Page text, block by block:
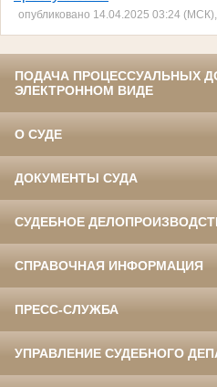
опубликовано 14.04.2025 03:24
ПОДАЧА ПРОЦЕССУАЛЬНЫХ
ЭЛЕКТРОННОМ ВИДЕ
О СУДЕ
ДОКУМЕНТЫ СУДА
СУДЕБНОЕ
СПРАВОЧНАЯ ИНФОРМАЦИЯ
ПРЕСС-СЛУЖБА
УПРАВЛЕНИЕ СУДЕБНОГО